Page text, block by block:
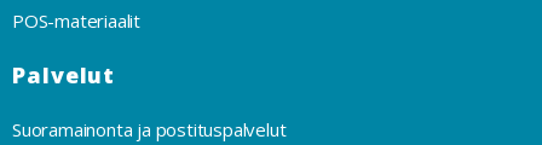
POS-materiaalit
Palvelut
Suoramainonta ja postituspalvelut